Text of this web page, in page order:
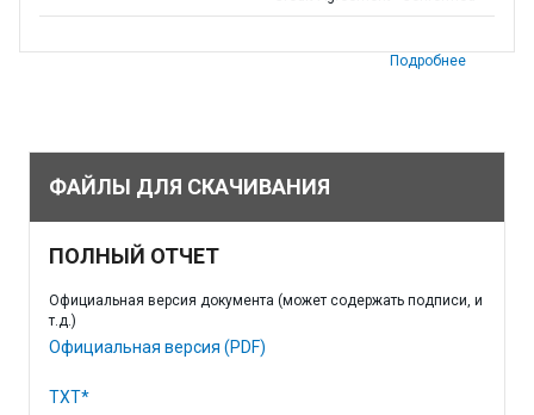
Подробнее
ФАЙЛЫ ДЛЯ СКАЧИВАНИЯ
ПОЛНЫЙ ОТЧЕТ
Официальная версия документа (может содержать подписи, и
т.д.)
Официальная версия (PDF)
TXT*